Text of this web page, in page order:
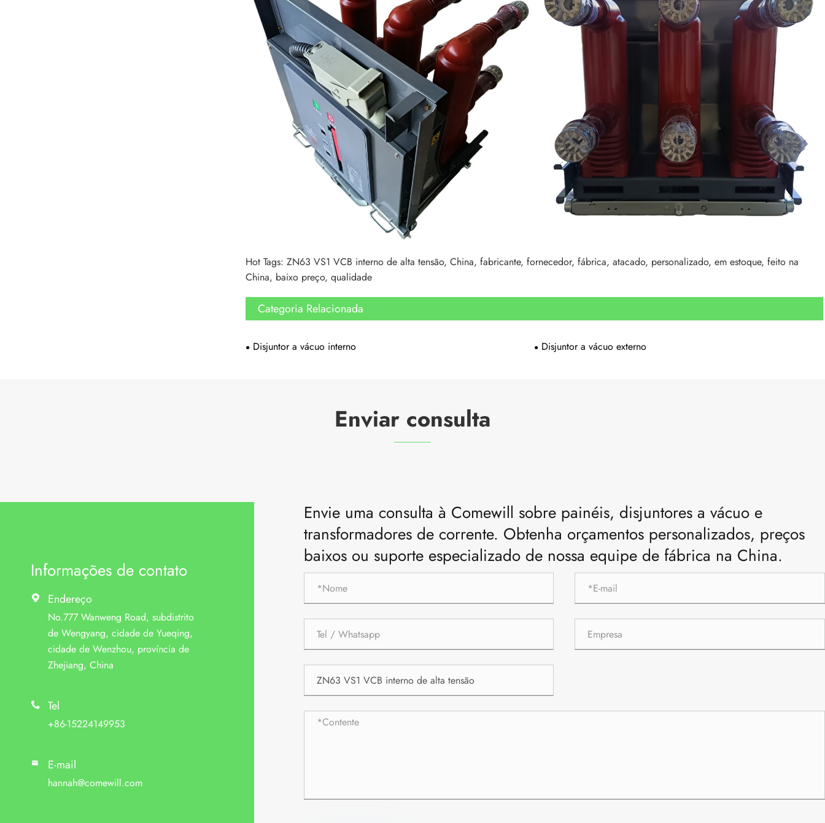
Hot Tags: ZN63 VS1 VCB interno de alta tensão, China, fabricante, fornecedor, fábrica, atacado, personalizado, em estoque, feito na
China, baixo preço, qualidade
Categoria Relacionada
Disjuntor a vácuo interno Disjuntor a vácuo externo
Enviar consulta
Informações de contato
 Endereço
No.777 Wanweng Road, subdistrito
de Wengyang, cidade de Yueqing,
cidade de Wenzhou, província de
Zhejiang, China
 Tel
+86-15224149953
 E-mail
hannah@comewill.com
Envie uma consulta à Comewill sobre painéis, disjuntores a vácuo e
transformadores de corrente. Obtenha orçamentos personalizados, preços
baixos ou suporte especializado de nossa equipe de fábrica na China.